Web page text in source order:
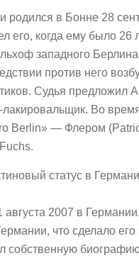
в Бонне 28
его, когда ему было
западного
против него
Судья предложил
лакировальщик. Во
Berlin» — Флером
статус в
2007 в
что сделало
собственную